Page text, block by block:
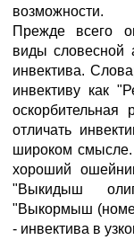
возможности.
Прежде всего
виды словесной
инвектива.
инвективу как
оскорбительная
отличать
широком
хороший
"Выкидыш
"Выкормыш
- инвектива в